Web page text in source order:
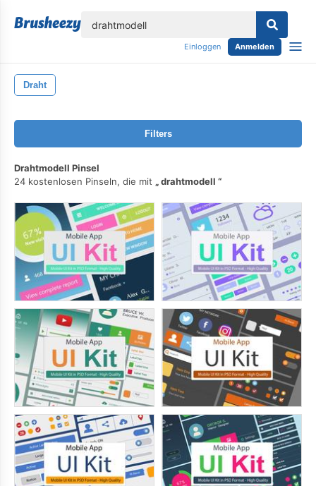
Einloggen Anmelden
Draht
Filters
Drahtmodell Pinsel
24 kostenlosen Pinseln, die mit
drahtmodell